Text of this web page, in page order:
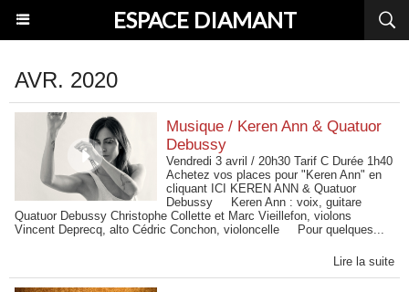
ESPACE DIAMANT
AVR. 2020
Musique / Keren Ann & Quatuor
Debussy
Vendredi 3 avril / 20h30 Tarif C Durée 1h40
Achetez vos places pour "Keren Ann" en
cliquant ICI KEREN ANN & Quatuor
Debussy Keren Ann : voix, guitare
Quatuor Debussy Christophe Collette et Marc Vieillefon, violons
Vincent Deprecq, alto Cédric Conchon, violoncelle Pour quelques...
Lire la suite